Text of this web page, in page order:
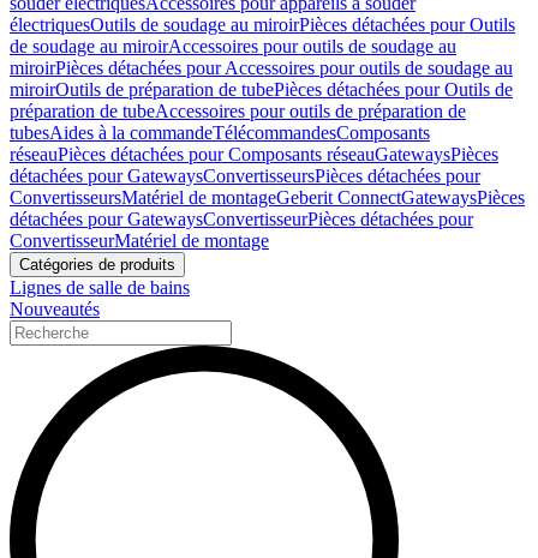
électriquesOutils de soudage au miroirPièces détachées pour Outils
de soudage au miroirAccessoires pour outils de soudage au
miroirPièces détachées pour Accessoires pour outils de soudage au
miroirOutils de préparation de tubePièces détachées pour Outils de
préparation de tubeAccessoires pour outils de préparation de
tubesAides à la commandeTélécommandesComposants
réseauPièces détachées pour Composants réseauGatewaysPièces
détachées pour GatewaysConvertisseursPièces détachées pour
ConvertisseursMatériel de montageGeberit ConnectGatewaysPièces
détachées pour GatewaysConvertisseurPièces détachées pour
ConvertisseurMatériel de montage
Catégories de produits
Lignes de salle de bains
Nouveautés